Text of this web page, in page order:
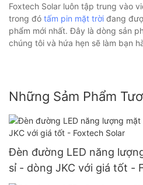
Foxtech Solar luôn tập trung vào
trong đó tấm pin mặt trời đang
phẩm mới nhất. Đây là dòng sản
chúng tôi và hứa hẹn sẽ làm bạn
Những Sảm Phẩm
Đèn đường LED năng
sỉ - dòng JKC với giá tốt -